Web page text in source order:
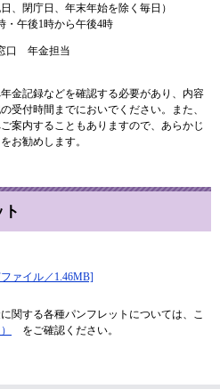
、閉庁日、年末年始を除く毎日）
1時から午後4時
口 年金担当
金記録などを確認する必要があり、内容
受付時間までにおいでください。また、
案内することもありますので、あらかじ
お勧めします。
ァイル／1.46MB]
関する各種パンフレットについては、こ
をご確認ください。